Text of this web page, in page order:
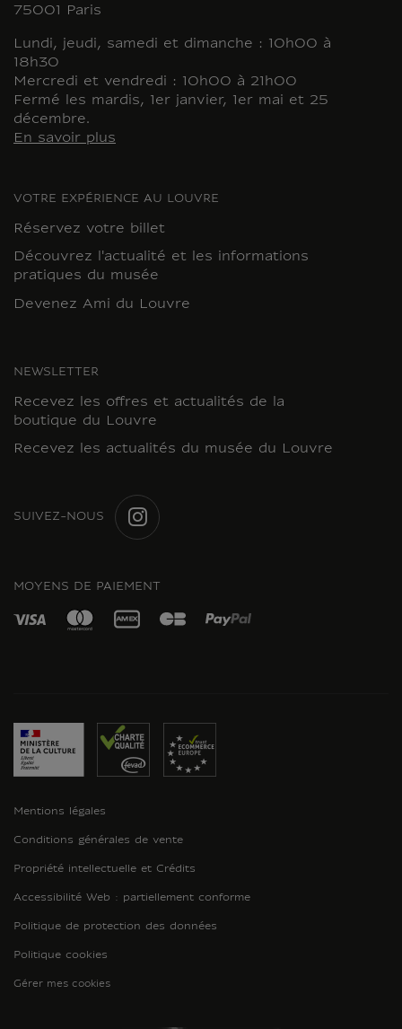
75001 Paris
Lundi, jeudi, samedi et dimanche : 10h00 à
18h30
Mercredi et vendredi : 10h00 à 21h00
Fermé les mardis, 1er janvier, 1er mai et 25
décembre.
En savoir plus
VOTRE EXPÉRIENCE AU LOUVRE
Réservez votre billet
Découvrez l'actualité et les informations
pratiques du musée
Devenez Ami du Louvre
NEWSLETTER
Recevez les offres et actualités de la
boutique du Louvre
Recevez les actualités du musée du Louvre
SUIVEZ-NOUS
MOYENS DE PAIEMENT
Mentions légales
Conditions générales de vente
Propriété intellectuelle et Crédits
Accessibilité Web : partiellement conforme
Politique de protection des données
Politique cookies
Gérer mes cookies